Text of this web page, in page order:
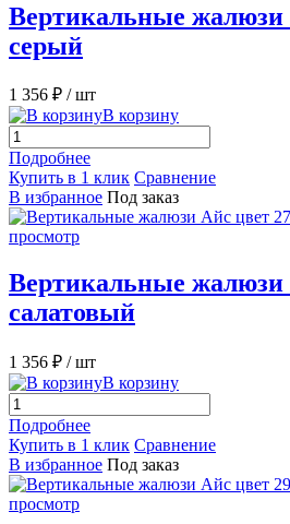
Вертикальные жалюзи
серый
1 356 ₽ / шт
В корзину
Подробнее
Купить в 1 клик Сравнение
В избранное Под заказ
просмотр
Вертикальные жалюзи
салатовый
1 356 ₽ / шт
В корзину
Подробнее
Купить в 1 клик Сравнение
В избранное Под заказ
просмотр